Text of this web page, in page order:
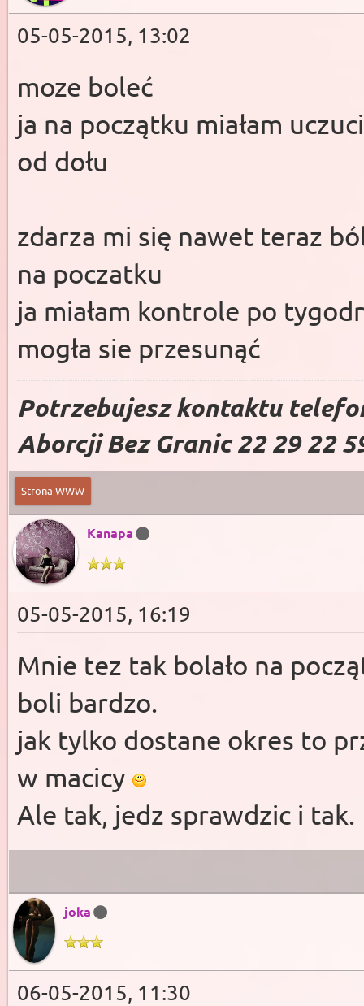
05-05-2015, 13:02
moze boleć
ja na początku miałam
od dołu
zdarza mi się nawet teraz
na poczatku
ja miałam kontrole po
mogła sie przesunąć
Potrzebujesz kontaktu
Aborcji Bez Granic 22 29 22
Strona WWW
Kanapa
05-05-2015, 16:19
Mnie tez tak bolało na
boli bardzo.
jak tylko dostane okres to
w macicy
Ale tak, jedz sprawdzic i tak.
joka
06-05-2015, 11:30